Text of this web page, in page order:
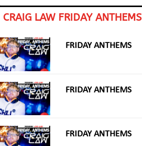
CRAIG LAW FRIDAY ANTHEMS
FRIDAY ANTHEMS
FRIDAY ANTHEMS
FRIDAY ANTHEMS